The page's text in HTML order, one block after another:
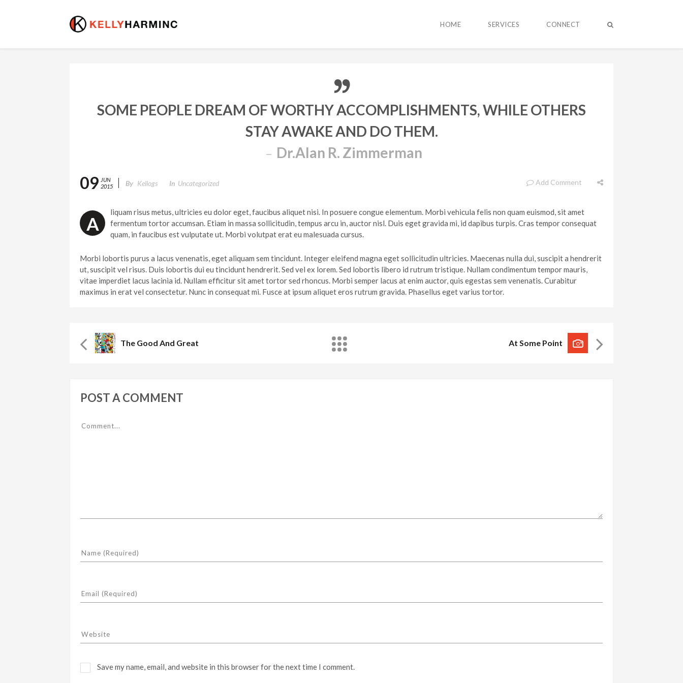
HOME SERVICES CONNECT
SOME PEOPLE DREAM OF WORTHY ACCOMPLISHMENTS, WHILE OTHERS
STAY AWAKE AND DO THEM.
Dr.Alan R. Zimmerman
09 JUN
2015
By Kellogs In Uncategorized Add Comment
A
liquam risus metus, ultricies eu dolor eget, faucibus aliquet nisi. In posuere congue elementum. Morbi vehicula felis non quam euismod, sit amet
fermentum tortor accumsan. Etiam in massa sollicitudin, tempus arcu in, auctor nisl. Duis eget gravida mi, id dapibus turpis. Cras tempor consequat
quam, in faucibus est vulputate ut. Morbi volutpat erat eu malesuada cursus.
Morbi lobortis purus a lacus venenatis, eget aliquam sem tincidunt. Integer eleifend magna eget sollicitudin ultricies. Maecenas nulla dui, suscipit a hendrerit
ut, suscipit vel risus. Duis lobortis dui eu tincidunt hendrerit. Sed vel ex lorem. Sed lobortis libero id rutrum tristique. Nullam condimentum tempor mauris,
vitae imperdiet lacus lacinia id. Nullam efficitur sit amet tortor sed rhoncus. Morbi semper lacus at enim auctor, quis egestas sem venenatis. Curabitur
maximus in erat vel consectetur. Nunc in consequat mi. Fusce at ipsum aliquet eros rutrum gravida. Phasellus eget varius tortor.
The Good And Great At Some Point
POST A COMMENT
Save my name, email, and website in this browser for the next time I comment.